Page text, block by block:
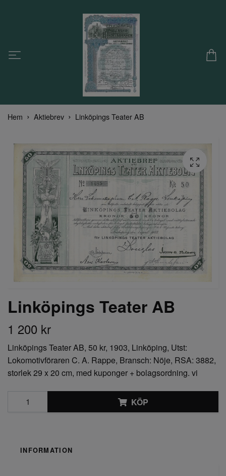
Hem Aktiebrev Linköpings Teater AB
Linköpings Teater AB
1 200 kr
Linköpings Teater AB, 50 kr, 1903, Linköping, Utst:
Lokomotivföraren C. A. Rappe, Bransch: Nöje, RSA: 3882,
storlek 29 x 20 cm, med kuponger + bolagsordning. vi
KÖP
INFORMATION